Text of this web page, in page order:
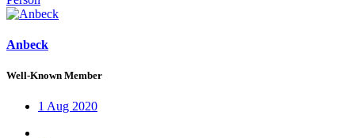
Anbeck
Well-Known Member
1 Aug 2020